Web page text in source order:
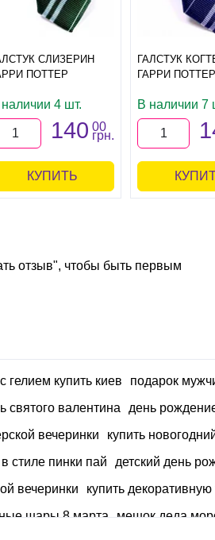
СЛИЗЕРИН
ПОТТЕР
4 шт.
140 00
грн.
КУПИТЬ
ГАЛСТУК
ГАРРИ ПОТТЕР
В наличии 7
отзыв", чтобы быть первым
гелием купить киев подарок
святого валентина день
вечеринки
купить
стиле пинки пай детский день
вечеринки купить
шары 8 марта мешок деда